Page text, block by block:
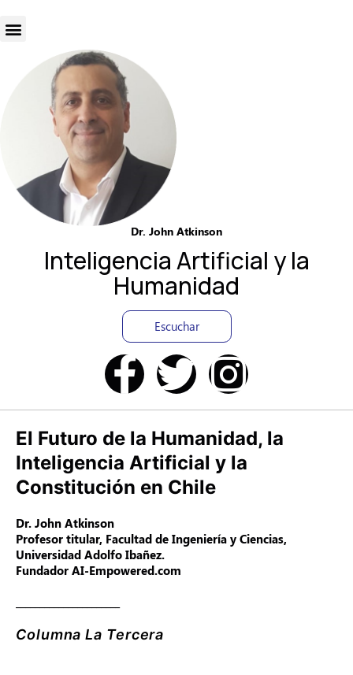
Dr. John Atkinson
Inteligencia Artificial y la
Humanidad
Escuchar
El Futuro de la Humanidad, la
Inteligencia Artificial y la
Constitución en Chile
Dr. John Atkinson
Profesor titular, Facultad de Ingeniería y Ciencias,
Universidad Adolfo Ibañez.
Fundador AI-Empowered.com
Columna La Tercera